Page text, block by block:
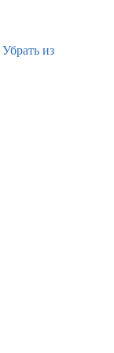
Убрать из